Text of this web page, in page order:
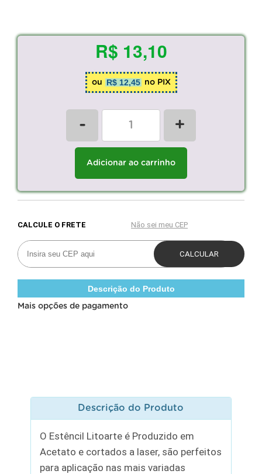
R$ 13,10
ou R$ 12,45 no PIX
- +
Adicionar ao carrinho
Descrição do Produto
Mais opções de pagamento
Descrição do Produto
O Estêncil Litoarte é Produzido em
Acetato e cortados a laser, são perfeitos
para aplicação nas mais variadas